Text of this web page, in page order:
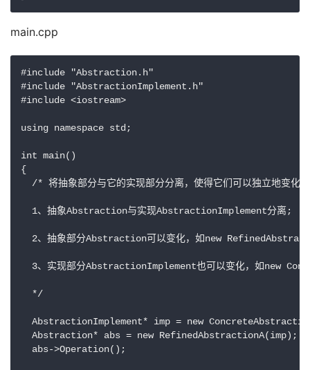
main.cpp
#include "Abstraction.h"
#include "AbstractionImplement.h"
#include <iostream>
using namespace std;
int main()
{
  /* 将抽象部分与它的实现部分分离，使得它们可以独立地变化
  1、抽象Abstraction与实现AbstractionImplement分离;
2、抽象部分Abstraction可以变化，如new
3、实现部分AbstractionImplement也可以变化，如new
  */
AbstractionImplement* imp = new
Abstraction* abs = new RefinedAbstractionA(imp);
  abs->Operation();